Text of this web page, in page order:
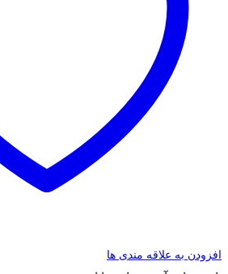
افزودن به علاقه مندی ها